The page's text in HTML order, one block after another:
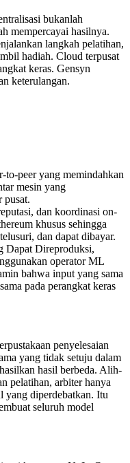
bukanlah
mempercayai hasilnya.
langkah pelatihan,
hadiah. Cloud terpusat
keras. Gensyn
keterulangan.
to-peer yang memindahkan
mesin yang
pusat.
dan koordinasi on-
khusus sehingga
dan dapat dibayar.
Dapat Direproduksi,
operator ML
bahwa input yang sama
pada perangkat keras
penyelesaian
yang tidak setuju dalam
hasil berbeda. Alih-
pelatihan, arbiter hanya
yang diperdebatkan. Itu
seluruh model